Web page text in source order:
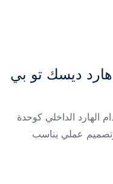
ديسك تو بي
الهارد الداخلي كوحدة
عملي يناسب